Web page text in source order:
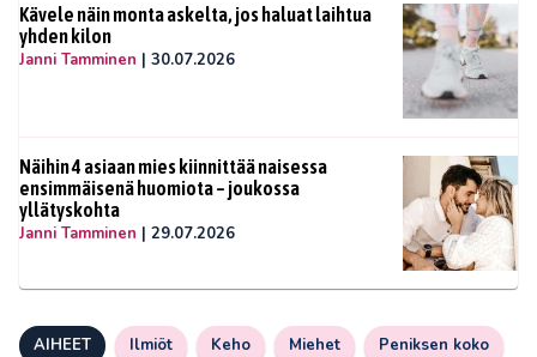
Kävele näin monta askelta, jos haluat laihtua
yhden kilon
Janni Tamminen | 30.07.2026
Näihin 4 asiaan mies kiinnittää naisessa
ensimmäisenä huomiota – joukossa
yllätyskohta
Janni Tamminen | 29.07.2026
AIHEET Ilmiöt Keho Miehet Peniksen koko